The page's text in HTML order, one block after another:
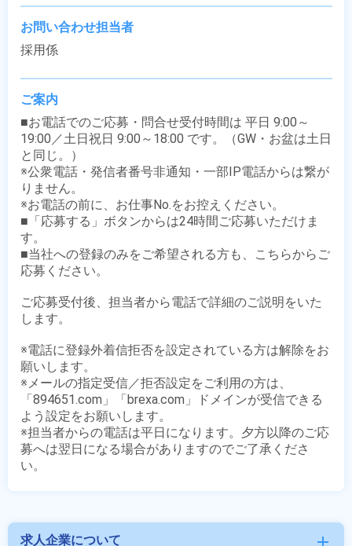
お問い合わせ担当者
採用係
ご案内
■お電話でのご応募・問合せ受付時間は 平日 9:00～
19:00／土日祝日 9:00～18:00 です。（GW・お盆は土日
と同じ。）
※公衆電話・発信者番号非通知・一部IP電話からは繋が
りません。
※お電話の前に、お仕事No.をお控えください。
■「応募する」ボタンからは24時間ご応募いただけま
す。
■当社への登録のみをご希望される方も、こちらからご
応募ください。
ご応募受付後、担当者から電話で詳細のご説明をいた
します。
※電話に登録外着信拒否を設定されている方は解除をお
願いします。
※メールの指定受信／拒否設定をご利用の方は、
「894651.com」「brexa.com」ドメインが受信できる
よう設定をお願いします。
※担当者からの電話は平日になります。夕方以降のご応
募へは翌日になる場合がありますのでご了承くださ
求人企業について add